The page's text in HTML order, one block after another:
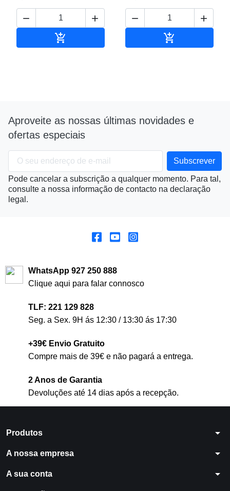
 

 

Aproveite as nossas últimas novidades e
ofertas especiais
Pode cancelar a subscrição a qualquer momento. Para tal,
consulte a nossa informação de contacto na declaração
legal.
WhatsApp 927 250 888
Clique aqui para falar connosco
TLF: 221 129 828
Seg. a Sex. 9H ás 12:30 / 13:30 ás 17:30
+39€ Envio Gratuito
Compre mais de 39€ e não pagará a entrega.
2 Anos de Garantia
Devoluções até 14 dias após a recepção.
Produtos arrow_drop_down
A nossa empresa arrow_drop_down
A sua conta arrow_drop_down